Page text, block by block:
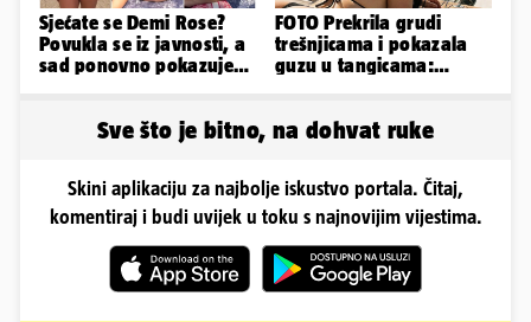
Sjećate se Demi Rose?
Povukla se iz javnosti, a
sad ponovno pokazuje
FOTO Prekrila grudi
trešnjicama i pokazala
guzu u tangicama:
Sve što je bitno, na dohvat ruke
Skini aplikaciju za najbolje iskustvo portala. Čitaj,
komentiraj i budi uvijek u toku s najnovijim vijestima.